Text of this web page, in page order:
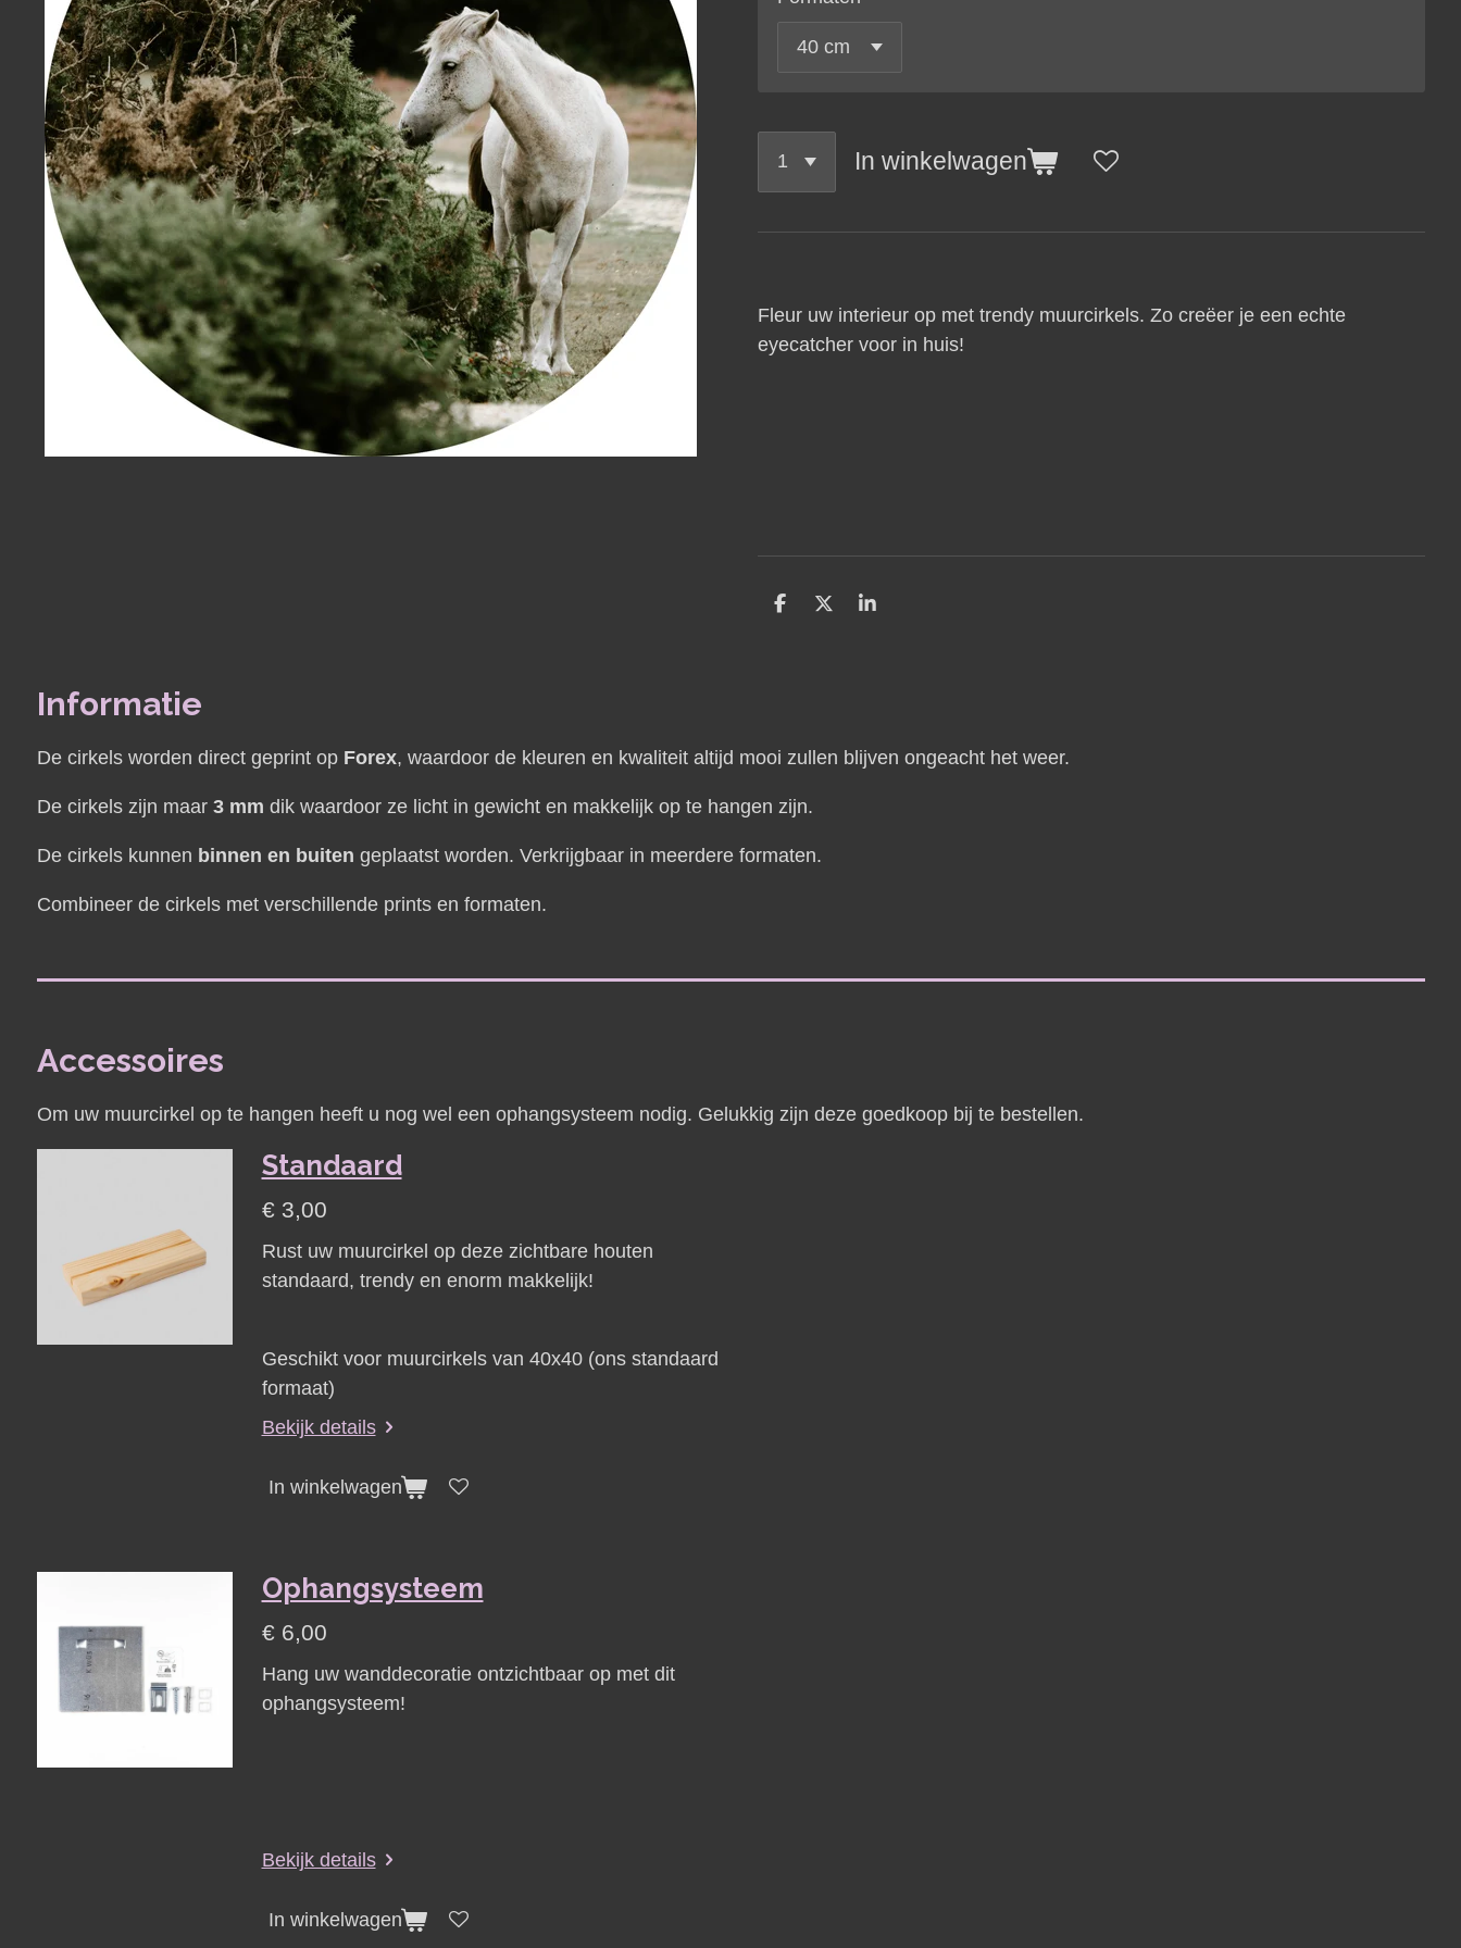
In winkelwagen
Fleur uw interieur op met trendy muurcirkels. Zo creëer je een echte
eyecatcher voor in huis!
D
D
S
Informatie
De cirkels worden direct geprint op Forex, waardoor de kleuren en kwaliteit altijd mooi zullen blijven ongeacht het weer.
De cirkels zijn maar 3 mm dik waardoor ze licht in gewicht en makkelijk op te hangen zijn.
De cirkels kunnen binnen en buiten geplaatst worden. Verkrijgbaar in meerdere formaten.
Combineer de cirkels met verschillende prints en formaten.
Accessoires
Om uw muurcirkel op te hangen heeft u nog wel een ophangsysteem nodig. Gelukkig zijn deze goedkoop bij te bestellen.
Standaard
€ 3,00
Rust uw muurcirkel op deze zichtbare houten
standaard, trendy en enorm makkelijk!
Geschikt voor muurcirkels van 40x40 (ons standaard
formaat)
Bekijk details
In winkelwagen
Ophangsysteem
€ 6,00
Hang uw wanddecoratie ontzichtbaar op met dit
ophangsysteem!
Bekijk details
In winkelwagen